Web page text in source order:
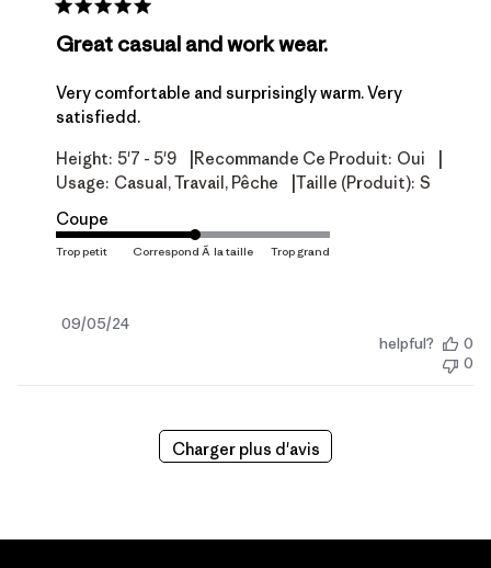
Great casual and work wear.
Very comfortable and surprisingly warm. Very
satisfiedd.
Height: 5'7 - 5'9 Recommande Ce Produit: Oui
Usage: Casual, Travail, Pêche Taille (produit): S
Coupe
Date
09/05/24
helpful?
0
0
Charger plus d'avis